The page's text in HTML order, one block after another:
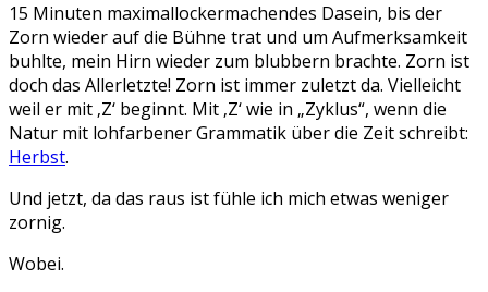
15 Minuten maximallockermachendes Dasein, bis der
Zorn wieder auf die Bühne trat und um Aufmerksamkeit
buhlte, mein Hirn wieder zum blubbern brachte. Zorn ist
doch das Allerletzte! Zorn ist immer zuletzt da. Vielleicht
weil er mit ‚Z‘ beginnt. Mit ‚Z‘ wie in „Zyklus“, wenn die
Natur mit lohfarbener Grammatik über die Zeit schreibt:
Herbst.
Und jetzt, da das raus ist fühle ich mich etwas weniger
zornig.
Wobei.